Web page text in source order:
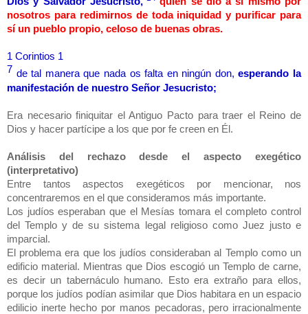
nosotros para redimirnos de toda iniquidad y purificar para
sí un pueblo propio, celoso de buenas obras.
1 Corintios 1
7 de tal manera que nada os falta en ningún don,esperando la
manifestación de nuestro Señor Jesucristo;
Era necesario finiquitar el Antiguo Pacto para traer el Reino de
Dios y hacer partícipe a los que por fe creen en Él.
Análisis del rechazo desde el aspecto exegético
(interpretativo)
Entre tantos aspectos exegéticos por mencionar, nos
concentraremos en el que consideramos más importante.
Los judíos esperaban que el Mesías tomara el completo control
del Templo y de su sistema legal religioso como Juez justo e
imparcial.
El problema era que los judíos consideraban al Templo como un
edificio material. Mientras que Dios escogió un Templo de carne,
es decir un tabernáculo humano. Esto era extraño para ellos,
porque los judíos podían asimilar que Dios habitara en un espacio
edilicio inerte hecho por manos pecadoras, pero irracionalmente